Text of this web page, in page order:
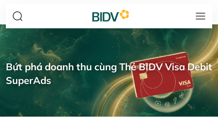
Bứt phá doanh thu cùng Thẻ BIDV Visa Debit
SuperAds